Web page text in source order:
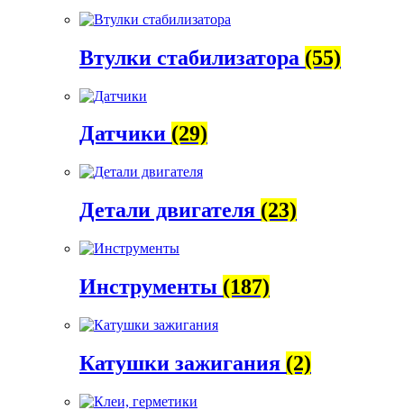
Втулки стабилизатора (55)
Датчики (29)
Детали двигателя (23)
Инструменты (187)
Катушки зажигания (2)